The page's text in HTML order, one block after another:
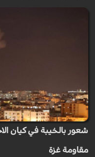
شعور بالخيبة في كيان
مقاومة غزة